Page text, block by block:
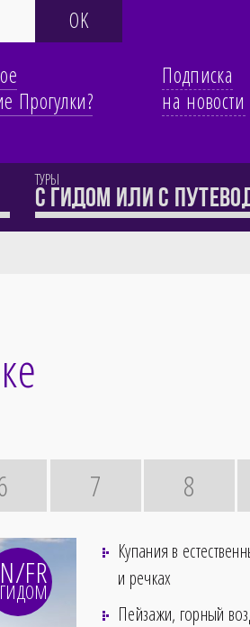
Прогулки?
Подписка
на новости
7 8
FR
Купания в
и речках
Пейзажи, горный
ТУРЫ
с гидом или с